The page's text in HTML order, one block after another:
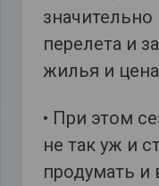
перелета и
жилья и
• При этом
не так уж и
продумать и